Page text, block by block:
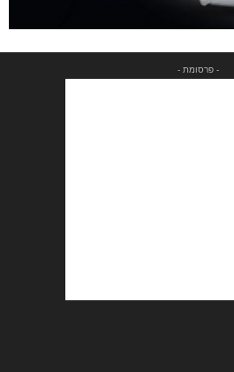
- פרסומת -